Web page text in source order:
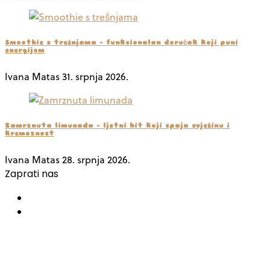
Smoothie s trešnjama – funkcionalan doručak koji puni
energijom
Ivana Matas31. srpnja 2026.
Zamrznuta limunada – ljetni hit koji spaja svježinu i
kremoznost
Ivana Matas28. srpnja 2026.
Zaprati nas